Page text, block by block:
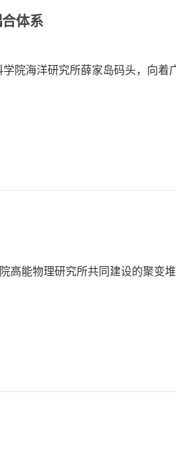
体系
院海洋研究所薛家岛码头，向着
高能物理研究所共同建设的聚变